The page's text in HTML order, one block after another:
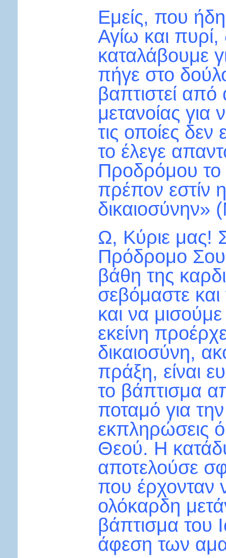
Εμείς, που ήδη
Αγίω και
καταλάβουμε
πήγε στο
βαπτιστεί
μετανοίας για
τις οποίες δεν
το έλεγε
Προδρόμου το
πρέπον εστίν
δικαιοσύνην»
Ω, Κύριε μας!
Πρόδρομο Σου
βάθη της
σεβόμαστε
και να μισούμε
εκείνη
δικαιοσύνη,
πράξη, είναι
το βάπτισμα
ποταμό για
εκπληρώσεις
Θεού. Η
αποτελούσε
που έρχονταν
ολόκαρδη
βάπτισμα του
άφεση των